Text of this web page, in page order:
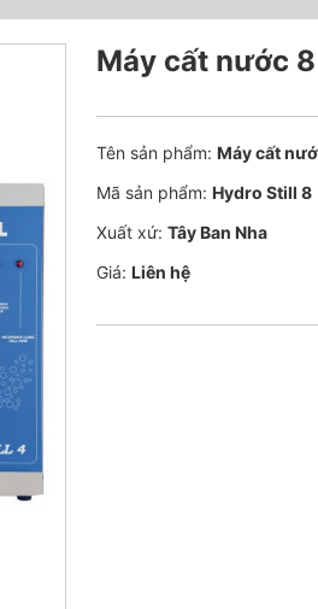
Máy cất nước
Tên sản phẩm: Máy cất
Mã sản phẩm: Hydro Still 8
Xuất xứ: Tây Ban Nha
Giá: Liên hệ